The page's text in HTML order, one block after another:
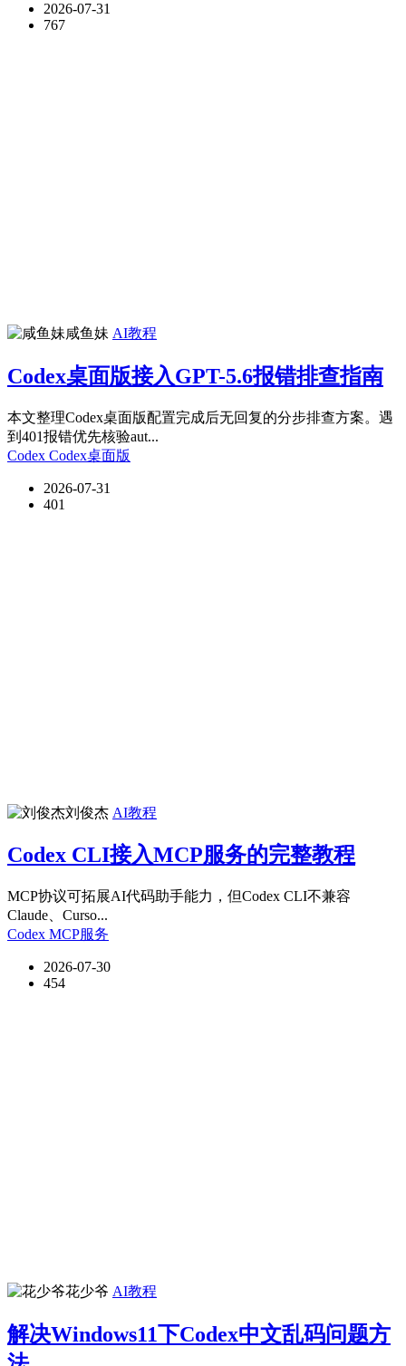
2026-07-31
767
咸鱼妹 AI教程
Codex桌面版接入GPT-5.6报错排查指南
本文整理Codex桌面版配置完成后无回复的分步排查方案。遇
到401报错优先核验aut...
Codex Codex桌面版
2026-07-31
401
刘俊杰 AI教程
Codex CLI接入MCP服务的完整教程
MCP协议可拓展AI代码助手能力，但Codex CLI不兼容
Claude、Curso...
Codex MCP服务
2026-07-30
454
花少爷 AI教程
解决Windows11下Codex中文乱码问题方